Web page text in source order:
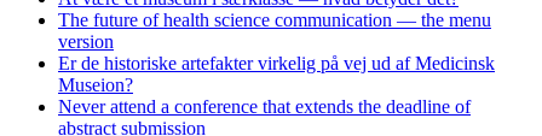
The future of health science communication — the menu
version
Er de historiske artefakter virkelig på vej ud af Medicinsk
Museion?
Never attend a conference that extends the deadline of
abstract submission